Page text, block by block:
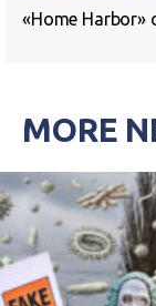
«Home Harbor»
MORE